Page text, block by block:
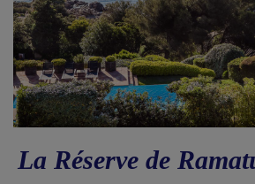
La Réserve de